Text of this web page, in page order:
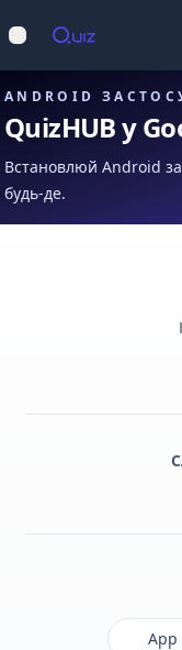
Відкрити меню
ANDROID
QuizHUB у
Встановлюй Android
будь-де.
App